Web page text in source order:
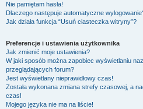
Nie pamiętam hasła!
Dlaczego następuje automatyczne
Jak działa funkcja “Usuń ciasteczka witryny”?
Preferencje i ustawienia użytkownika
Jak zmienić moje ustawienia?
W jaki sposób można zapobiec wyświetlaniu
przeglądających forum?
Jest wyświetlany nieprawidłowy czas!
Została wykonana zmiana strefy czasowej, a
czas!
Mojego języka nie ma na liście!